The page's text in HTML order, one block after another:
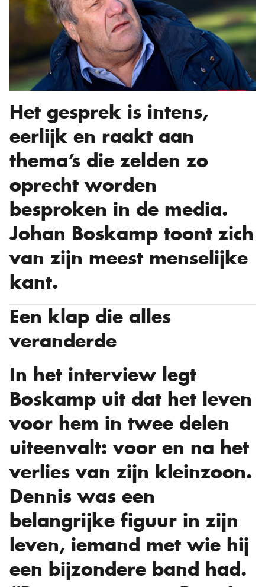
Het gesprek is intens,
eerlijk en raakt aan
thema’s die zelden zo
oprecht worden
besproken in de media.
Johan Boskamp toont zich
van zijn meest menselijke
kant.
Een klap die alles
veranderde
In het interview legt
Boskamp uit dat het leven
voor hem in twee delen
uiteenvalt: voor en na het
verlies van zijn kleinzoon.
Dennis was een
belangrijke figuur in zijn
leven, iemand met wie hij
een bijzondere band had.